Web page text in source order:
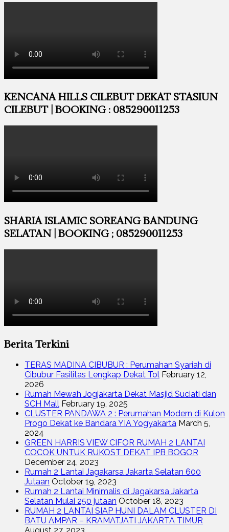
KENCANA HILLS CILEBUT DEKAT STASIUN
CILEBUT | BOOKING : 085290011253
SHARIA ISLAMIC SOREANG BANDUNG
SELATAN | BOOKING ; 085290011253
Berita Terkini
TERAS MADINA CIBUBUR : Perumahan Syariah di
Cibubur Fasilitas Lengkap Dekat Tol February 12,
2026
Rumah Mewah Jogjakarta Dekat Masjid Suciati dan
SCH Mall February 19, 2025
CLUSTER PANDAWA 2 : Perumahan Modern di Kulon
Progo Dekat ke Bandara YIA Yogyakarta March 5,
2024
GREEN HARRIS VIEW CIFOR RUMAH 2 LANTAI
COCOK UNTUK RUKOST DEKAT IPB BOGOR
December 24, 2023
Rumah 2 Lantai Jagakarsa Jakarta Selatan 600
Jutaan October 19, 2023
Rumah 2 Lantai Minimalis di Jagakarsa Jakarta
Selatan Mulai 250 jutaan October 18, 2023
RUMAH 2 LANTAI SIAP HUNI DALAM CLUSTER DI
BATU AMPAR – KRAMATJATI JAKARTA TIMUR